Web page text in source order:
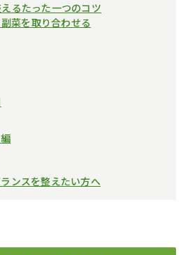
るたった一つのコツ
菜を取り合わせる
ンスを整えたい方へ